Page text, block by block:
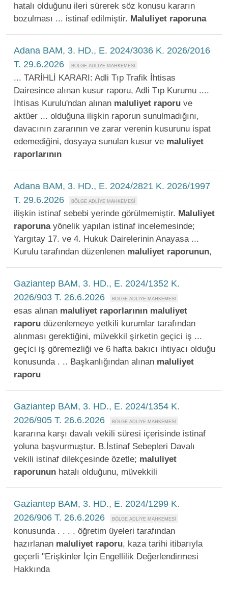
hatalı olduğunu ileri sürerek söz konusu kararın
bozulması ... istinaf edilmiştir. Maluliyet raporuna
Adana BAM, 3. HD., E. 2024/3036 K. 2026/2016
T. 29.6.2026
... TARİHLİ KARARI: Adli Tıp Trafik İhtisas
Dairesince alınan kusur raporu, Adli Tıp Kurumu ....
İhtisas Kurulu'ndan alınan maluliyet raporu ve
aktüer ... olduğuna ilişkin raporun sunulmadığını,
davacının zararının ve zarar verenin kusurunu ispat
edemediğini, dosyaya sunulan kusur ve maluliyet
raporlarının
Adana BAM, 3. HD., E. 2024/2821 K. 2026/1997
T. 29.6.2026
ilişkin istinaf sebebi yerinde görülmemiştir. Maluliyet
raporunayönelik yapılan istinaf incelemesinde;
Yargıtay 17. ve 4. Hukuk Dairelerinin Anayasa ...
Kurulu tarafından düzenlenen maluliyet raporunun,
Gaziantep BAM, 3. HD., E. 2024/1352 K.
2026/903 T. 26.6.2026
esas alınan maluliyet raporlarının maluliyet
raporu düzenlemeye yetkili kurumlar tarafından
alınması gerektiğini, müvekkil şirketin geçici iş ...
geçici iş göremezliği ve 6 hafta bakıcı ihtiyacı olduğu
konusunda . .. Başkanlığından alınan maluliyet
raporu
Gaziantep BAM, 3. HD., E. 2024/1354 K.
2026/905 T. 26.6.2026
kararına karşı davalı vekili süresi içerisinde istinaf
yoluna başvurmuştur. B.İstinaf Sebepleri Davalı
vekili istinaf dilekçesinde özetle; maluliyet
raporunun hatalı olduğunu, müvekkili
Gaziantep BAM, 3. HD., E. 2024/1299 K.
2026/906 T. 26.6.2026
konusunda . . . . öğretim üyeleri tarafından
hazırlanan maluliyet raporu, kaza tarihi itibarıyla
geçerli "Erişkinler İçin Engellilik Değerlendirmesi
Hakkında